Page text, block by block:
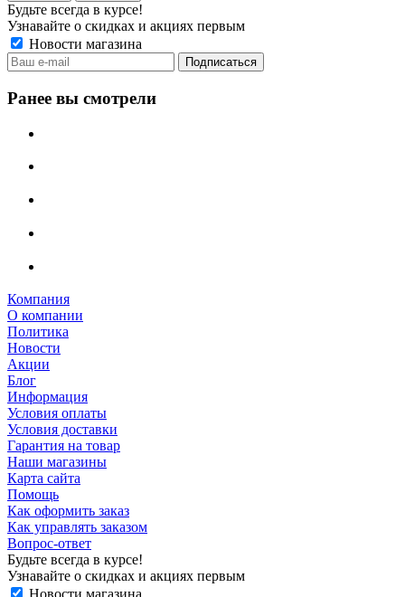
Будьте всегда в курсе!
Узнавайте о скидках и акциях первым
Новости магазина
Ранее вы смотрели
Компания
О компании
Политика
Новости
Акции
Блог
Информация
Условия оплаты
Условия доставки
Гарантия на товар
Наши магазины
Карта сайта
Помощь
Как оформить заказ
Как управлять заказом
Вопрос-ответ
Будьте всегда в курсе!
Узнавайте о скидках и акциях первым